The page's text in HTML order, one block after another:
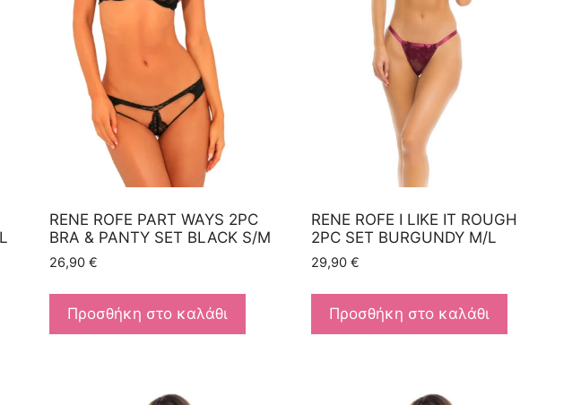
RENE ROFE PART WAYS 2PC
BRA & PANTY SET BLACK S/M
26,90€
Προσθήκη στο καλάθι
RENE ROFE I LIKE IT ROUGH
2PC SET BURGUNDY M/L
29,90 €
Προσθήκη στο καλάθι